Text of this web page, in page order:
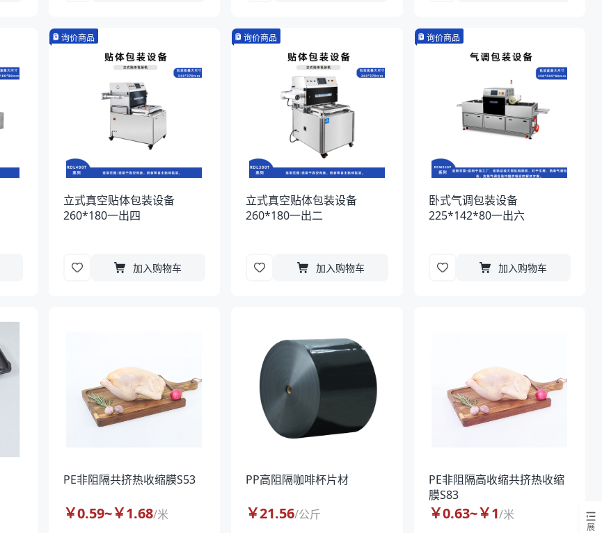
询价商品
立式真空贴体包装设备
260*180一出四
加入购物车
询价商品
立式真空贴体包装设备
260*180一出二
加入购物车
询价商品
卧式气调包装设备
225*142*80一出六
加入购物车
PE非阻隔共挤热收缩膜S53
￥0.59~￥1.68/米
PP高阻隔咖啡杯片材
￥21.56/公斤
PE非阻隔高收缩共挤热收缩
膜S83
￥0.63~￥1/米
展